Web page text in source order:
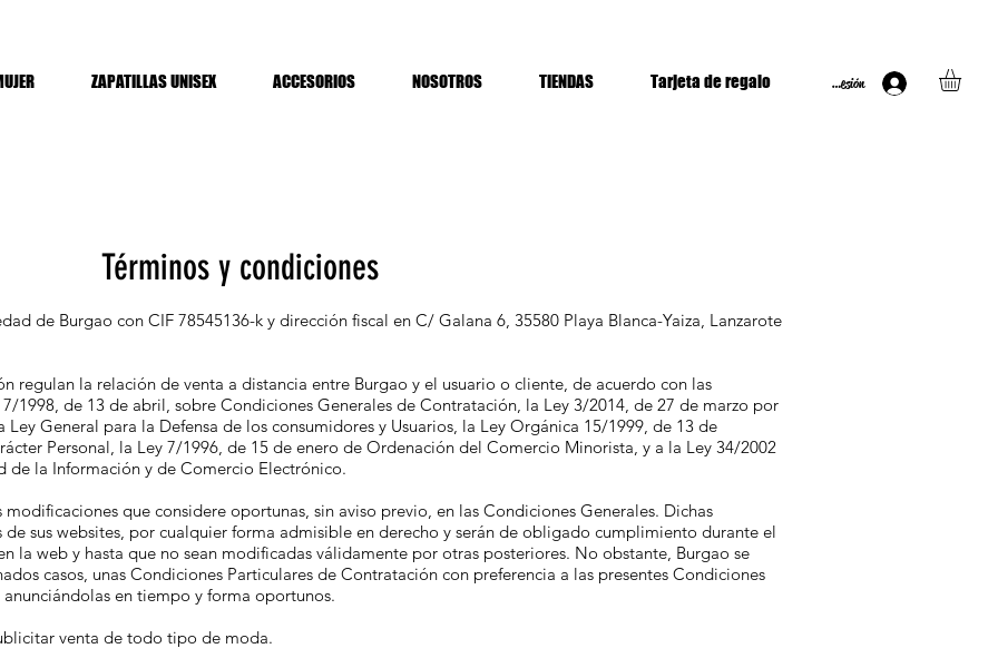
ZAPATILLAS UNISEX ACCESORIOS NOSOTROS TIENDAS Tarjeta de regalo Iniciar Sesión
Términos y condiciones
de Burgao con CIF 78545136-k y dirección fiscal en C/ Galana 6, 35580 Playa Blanca-Yaiza, Lanzarote
regulan la relación de venta a distancia entre Burgao y el usuario o cliente, de acuerdo con las
1998, de 13 de abril, sobre Condiciones Generales de Contratación, la Ley 3/2014, de 27 de marzo por
General para la Defensa de los consumidores y Usuarios, la Ley Orgánica 15/1999, de 13 de
Personal, la Ley 7/1996, de 15 de enero de Ordenación del Comercio Minorista, y a la Ley 34/2002
de la Información y de Comercio Electrónico.
modificaciones que considere oportunas, sin aviso previo, en las Condiciones Generales. Dichas
sus websites, por cualquier forma admisible en derecho y serán de obligado cumplimiento durante el
la web y hasta que no sean modificadas válidamente por otras posteriores. No obstante, Burgao se
casos, unas Condiciones Particulares de Contratación con preferencia a las presentes Condiciones
en tiempo y forma oportunos.
venta de todo tipo de moda.